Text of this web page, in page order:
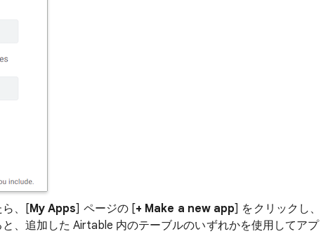
ら、[My Apps] ページの [+ Make a new app] をクリックし、
、追加した Airtable 内のテーブルのいずれかを使用してアプ